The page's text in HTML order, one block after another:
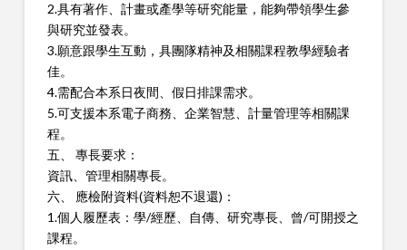
2.具有著作、計畫或產學等研究能量，能夠帶領學生參
與研究並發表。
3.願意跟學生互動，具團隊精神及相關課程教學經驗者
佳。
4.需配合本系日夜間、假日排課需求。
5.可支援本系電子商務、企業智慧、計量管理等相關課
程。
五、 專長要求：
資訊、管理相關專長。
六、 應檢附資料(資料恕不退還)：
1.個人履歷表：學/經歷、自傳、研究專長、曾/可開授之
課程。